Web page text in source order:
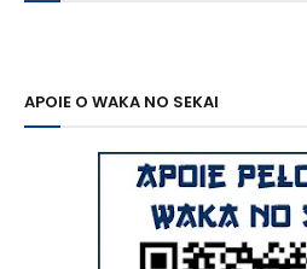
APOIE O WAKA NO SEKAI